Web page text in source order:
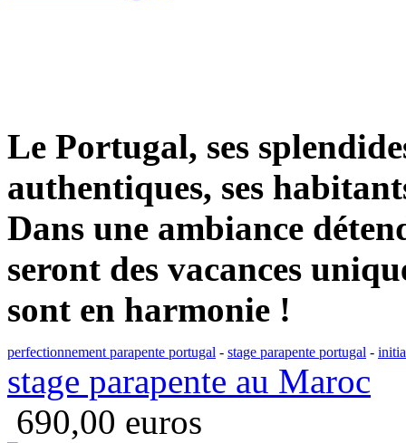
Le Portugal, ses
authentiques, ses
Dans une ambiance
seront des vacances
sont en harmonie !
perfectionnement parapente portugal - stage parapente portugal -
stage parapente au Maroc
690,00 euros